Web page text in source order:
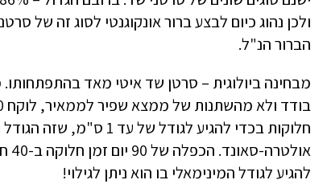
ולכן נהוג כיום לבצע ברור אונקוגנטי לסוג זה
הברור הנ"ל.
מבחינה ביולוגית – סרטן שד איטי מאד
חלוקות בכדי להגיע
להגיע לגודל המינימאלי בו הוא ניתן לגילוי!